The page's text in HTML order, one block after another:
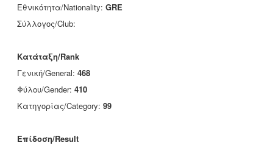
Εθνικότητα/Nationality: GRE
Σύλλογος/Club:
Κατάταξη/Rank
Γενική/General: 468
Φύλου/Gender: 410
Κατηγορίας/Category: 99
Επίδοση/Result